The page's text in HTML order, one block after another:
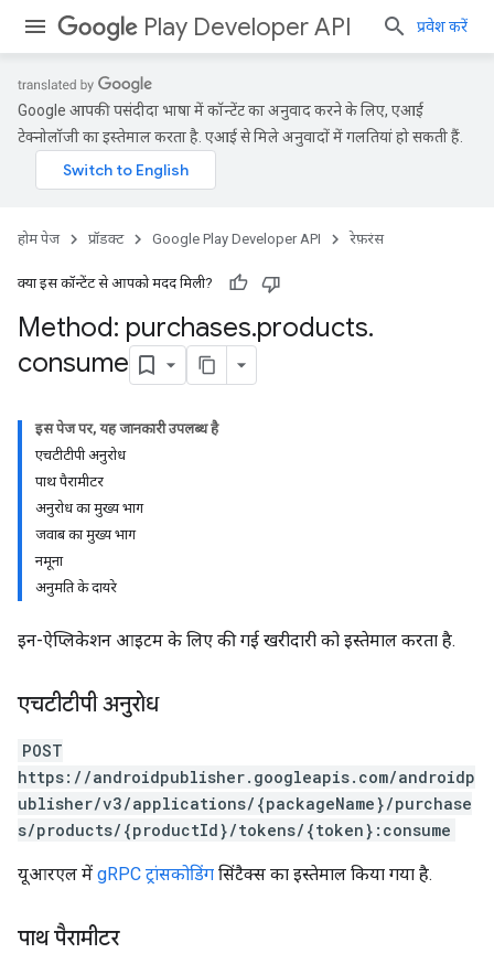
Play Developer API प्रवेश करें
Google आपकी पसंदीदा भाषा में कॉन्टेंट का अनुवाद करने के लिए, एआई
टेक्नोलॉजी का इस्तेमाल करता है. एआई से मिले अनुवादों में गलतियां हो सकती हैं.
होम पेज प्रॉडक्ट Google Play Developer API रेफ़रंस
क्या इस कॉन्टेंट से आपको मदद मिली?
Method: purchases.products.
consume
इस पेज पर, यह जानकारी उपलब्ध है
एचटीटीपी अनुरोध
पाथ पैरामीटर
अनुरोध का मुख्य भाग
जवाब का मुख्य भाग
नमूना
अनुमति के दायरे
इन-ऐप्लिकेशन आइटम के लिए की गई खरीदारी को इस्तेमाल करता है.
एचटीटीपी अनुरोध
POST
https://androidpublisher.googleapis.com/androidp
ublisher/v3/applications/{packageName}/purchase
s/products/{productId}/tokens/{token}:consume
यूआरएल में gRPC ट्रांसकोडिंग सिंटैक्स का इस्तेमाल किया गया है.
पाथ पैरामीटर